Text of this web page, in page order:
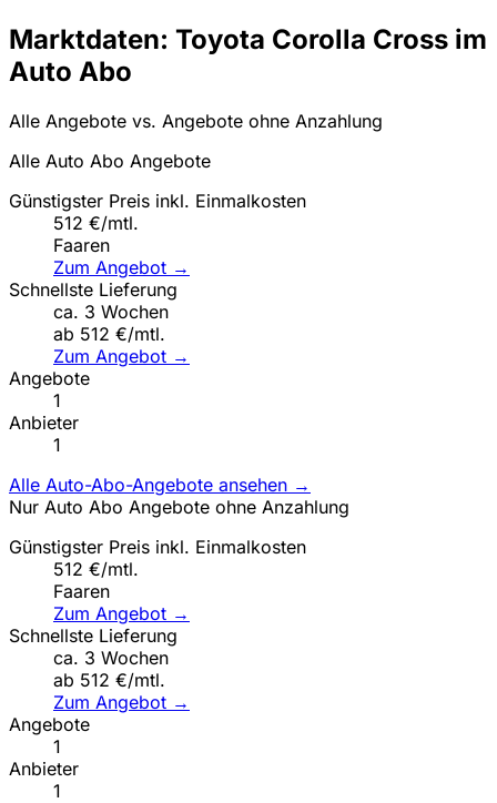
Marktdaten: Toyota Corolla Cross im
Auto Abo
Alle Angebote vs. Angebote ohne Anzahlung
Alle Auto Abo Angebote
Günstigster Preis inkl. Einmalkosten
512 €/mtl.
Faaren
Zum Angebot →
Schnellste Lieferung
ca. 3 Wochen
ab 512 €/mtl.
Zum Angebot →
Angebote
1
Anbieter
1
Alle Auto-Abo-Angebote ansehen →
Nur Auto Abo Angebote ohne Anzahlung
Günstigster Preis inkl. Einmalkosten
512 €/mtl.
Faaren
Zum Angebot →
Schnellste Lieferung
ca. 3 Wochen
ab 512 €/mtl.
Zum Angebot →
Angebote
1
Anbieter
1